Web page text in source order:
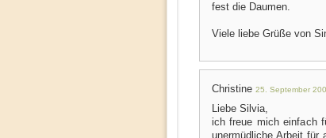
fest die Daumen.
Viele liebe Grüße von
Christine 25. September
Liebe Silvia,
ich freue mich einfach
unermüdliche Arbeit für